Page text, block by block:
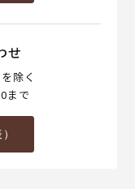
せ
除く
まで